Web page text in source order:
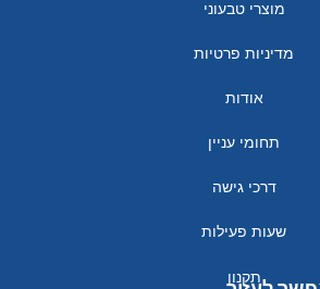
מוצרי טבעוני
מדיניות פרטיות
אודות
תחומי עניין
דרכי גישה
שעות פעילות
תקנון